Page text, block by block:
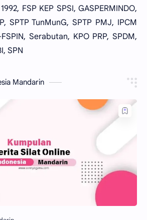
FSP KEP SPSI, GASPERMINDO,
SPTP TunMunG, SPTP PMJ, IPCM
Serabutan, KPO PRP, SPDM,
SPN
Mandarin